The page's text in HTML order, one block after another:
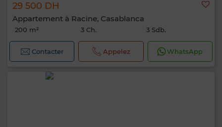
29 500 DH
Appartement à Racine, Casablanca
200 m² 3 Ch. 3 Sdb.
Contacter Appelez WhatsApp